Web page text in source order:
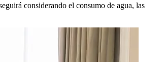
considerando el consumo de agua, las